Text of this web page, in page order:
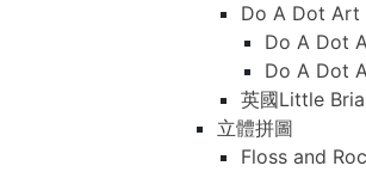
Do A Dot Art
Do A Dot
Do A Dot
英國Little
立體拼圖
Floss and